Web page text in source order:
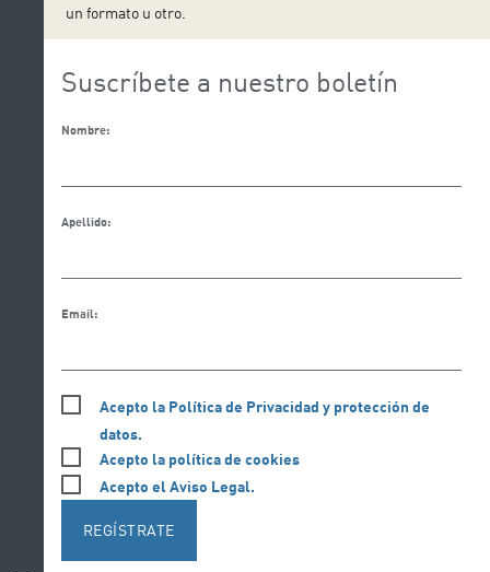
un formato u otro.
Suscríbete a nuestro boletín
Nombre:
Apellido:
Email:
Acepto la Política de Privacidad y protección de
datos.
Acepto la política de cookies
Acepto el Aviso Legal.
REGÍSTRATE